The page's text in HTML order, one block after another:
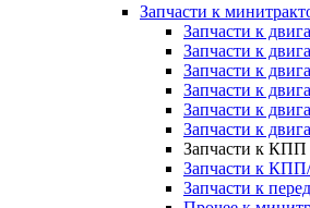
Запчасти к
Запчасти к
Запчасти к
Запчасти к
Запчасти к
Запчасти к
Запчасти к
Запчасти к КПП
Запчасти к КПП/
Запчасти к